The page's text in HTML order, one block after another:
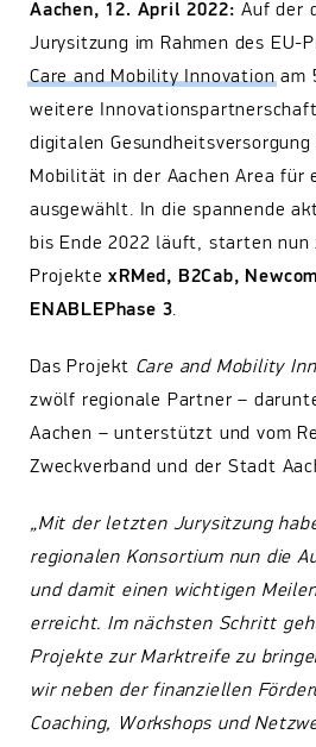
Aachen, 12. April 2022: Auf der
Jurysitzung im Rahmen des EU-
Care and Mobility Innovationam
weitere
digitalen
Mobilität in der Aachen Area für
ausgewählt. In die spannende
bis Ende 2022 läuft, starten nun
ProjektexRMed, B2Cab,
ENABLEPhase 3.
Das Projekt Care and Mobility
zwölf regionale Partner –
Aachen – unterstützt und vom
Zweckverband und der Stadt
„Mit der letzten Jurysitzung
regionalen Konsortium nun die
und damit einen wichtigen
erreicht. Im nächsten Schritt
Projekte zur Marktreife zu
wir neben der finanziellen
Coaching, Workshops und